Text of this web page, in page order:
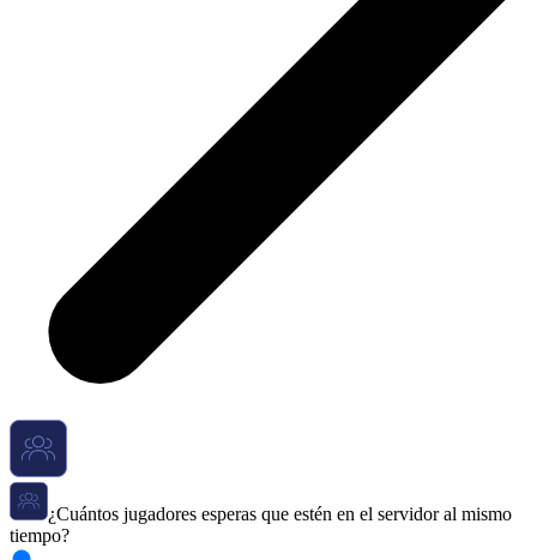
¿Cuántos jugadores esperas que estén en el servidor al mismo
tiempo?